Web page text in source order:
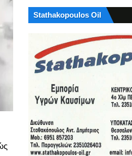
Stathakopoulos Oil